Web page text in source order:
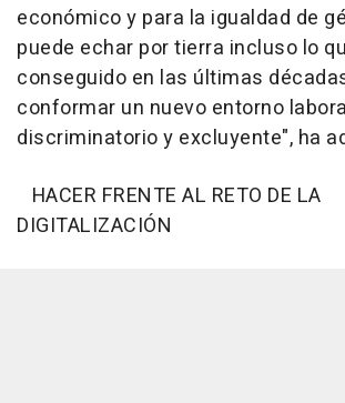
económico y para la igualdad de
puede echar por tierra incluso lo
conseguido en las últimas
conformar un nuevo entorno
discriminatorio y excluyente", ha
HACER FRENTE AL RETO DE LA
DIGITALIZACIÓN